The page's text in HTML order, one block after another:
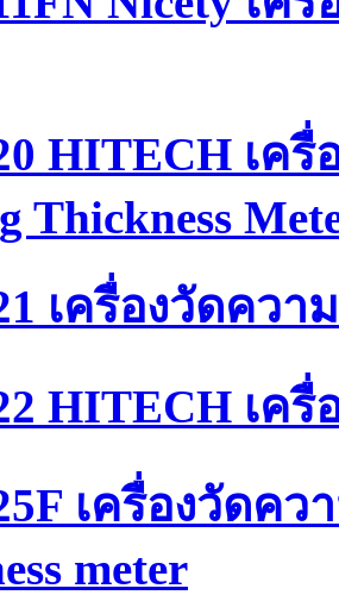
HITECH เค
Thickness
เครื่องวัดควา
HITECH เค
เครื่องวัดค
meter